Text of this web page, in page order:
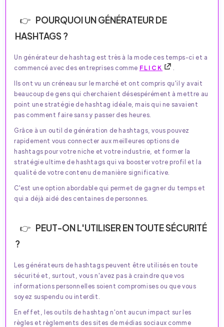
POURQUOI UN GÉNÉRATEUR DE
HASHTAGS ?
Un générateur de hashtag est très à la mode ces temps-ci et a
commencé avec des entreprises comme FLICK
Ils ont vu un créneau sur le marché et ont compris qu'il y avait
beaucoup de gens qui cherchaient désespérément à mettre au
point une stratégie de hashtag idéale, mais qui ne savaient
pas comment faire sans y passer des heures.
Grâce à un outil de génération de hashtags, vous pouvez
rapidement vous connecter aux meilleures options de
hashtags pour votre niche et votre industrie, et former la
stratégie ultime de hashtags qui va booster votre profil et la
qualité de votre contenu de manière significative.
C'est une option abordable qui permet de gagner du temps et
qui a déjà aidé des centaines de personnes.
PEUT-ON L'UTILISER EN TOUTE SÉCURITÉ
?
Les générateurs de hashtags peuvent être utilisés en toute
sécurité et, surtout, vous n'avez pas à craindre que vos
informations personnelles soient compromises ou que vous
soyez suspendu ou interdit.
En effet, les outils de hashtag n'ont aucun impact sur les
règles et règlements des sites de médias sociaux comme